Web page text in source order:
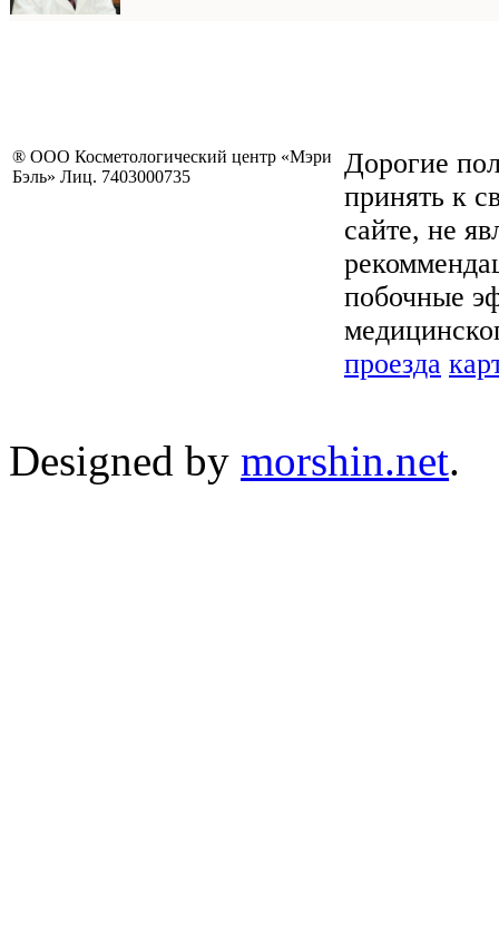
® ООО Косметологический центр «Мэри
Бэль» Лиц. 7403000735
Дорогие
принять к
сайте, не
побочные
проезда
Designed by morshin.net.